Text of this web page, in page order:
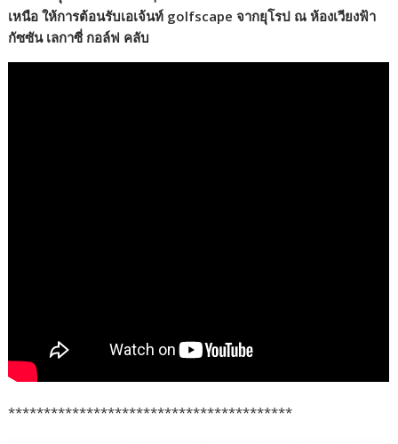
เหนือ ให้การต้อนรับเอเจ้นท์ golfscape จากยุโรป ณ ห้องเวียงฟ้า
กัซซัน เลกาซี่ กอล์ฟ คลับ
****************************************